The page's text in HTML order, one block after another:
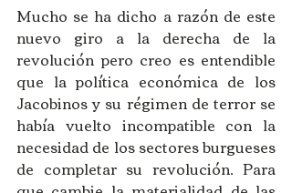
Mucho se ha dicho a razón de este
nuevo giro a la derecha de la
revolución pero creo es entendible
que la política económica de los
Jacobinos y su régimen de terror se
había vuelto incompatible con la
necesidad de los sectores burgueses
de completar su revolución. Para